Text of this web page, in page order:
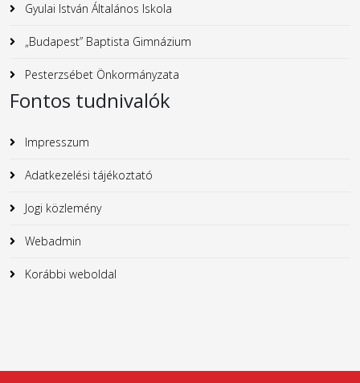
Gyulai István Általános Iskola
„Budapest” Baptista Gimnázium
Pesterzsébet Önkormányzata
Fontos tudnivalók
Impresszum
Adatkezelési tájékoztató
Jogi közlemény
Webadmin
Korábbi weboldal